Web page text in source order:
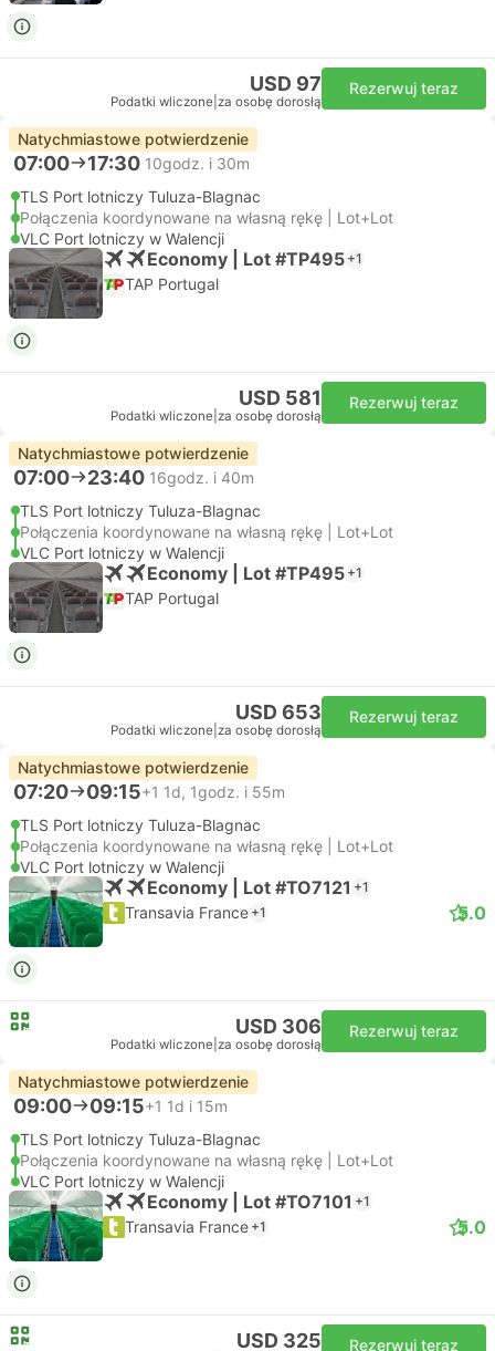
USD 97
Podatki wliczone za osobę dorosłą
Rezerwuj teraz
Natychmiastowe potwierdzenie
07:00 17:30 10godz. i 30m
TLS Port lotniczy Tuluza-Blagnac
Połączenia koordynowane na własną rękę | Lot+Lot
VLC Port lotniczy w Walencji
Economy | Lot #TP495 +1
TAP Portugal
USD 581
Podatki wliczone za osobę dorosłą
Rezerwuj teraz
Natychmiastowe potwierdzenie
07:00 23:40 16godz. i 40m
TLS Port lotniczy Tuluza-Blagnac
Połączenia koordynowane na własną rękę | Lot+Lot
VLC Port lotniczy w Walencji
Economy | Lot #TP495 +1
TAP Portugal
USD 653
Podatki wliczone za osobę dorosłą
Rezerwuj teraz
Natychmiastowe potwierdzenie
07:20 09:15+1 1d, 1godz. i 55m
TLS Port lotniczy Tuluza-Blagnac
Połączenia koordynowane na własną rękę | Lot+Lot
VLC Port lotniczy w Walencji
Economy | Lot #TO7121 +1
Transavia France +1 5.0
USD 306
Podatki wliczone za osobę dorosłą
Rezerwuj teraz
Natychmiastowe potwierdzenie
09:00 09:15+1 1d i 15m
TLS Port lotniczy Tuluza-Blagnac
Połączenia koordynowane na własną rękę | Lot+Lot
VLC Port lotniczy w Walencji
Economy | Lot #TO7101 +1
Transavia France +1 5.0
USD 325 Rezerwuj teraz